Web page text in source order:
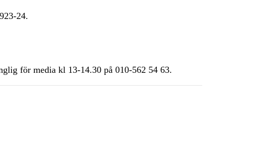
24.
för media kl 13-14.30 på 010-562 54 63.